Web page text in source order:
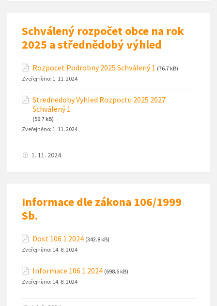
Schválený rozpočet obce na rok
2025 a střednědobý výhled
Rozpocet Podrobny 2025 Schválený 1 (76.7 kB)
Zveřejněno: 1. 11. 2024
Strednedoby Vyhled Rozpoctu 2025 2027
Schválený 1
(56.7 kB)
Zveřejněno: 1. 11. 2024
1. 11. 2024
Informace dle zákona 106/1999
Sb.
Dost 106 1 2024 (342.8 kB)
Zveřejněno: 14. 8. 2024
Informace 106 1 2024 (698.6 kB)
Zveřejněno: 14. 8. 2024